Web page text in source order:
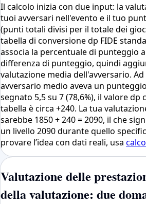
Il calcolo inizia con due input: la
tuoi avversari nell'evento e il tuo
(punti totali divisi per il totale dei
tabella di conversione dp FIDE
associa la percentuale di punteggio
differenza di punteggio, quindi
valutazione media dell'avversario.
avversario medio aveva un
segnato 5,5 su 7 (78,6%), il valore
tabella è circa +240. La tua
sarebbe 1850 + 240 = 2090, il che
un livello 2090 durante quello
provare l’idea con dati reali, usa
Valutazione delle
della valutazione: due